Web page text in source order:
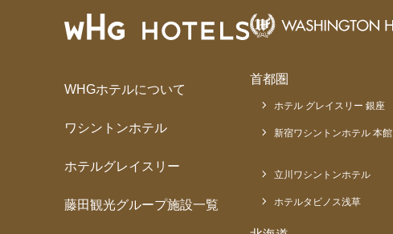
WHGホテルについて
ワシントンホテル
ホテルグレイスリー
藤田観光グループ施設一覧
首都圏
ホテル グレイスリー 銀座
新宿ワシントンホテル 本館
立川ワシントンホテル
ホテルタビノス浅草